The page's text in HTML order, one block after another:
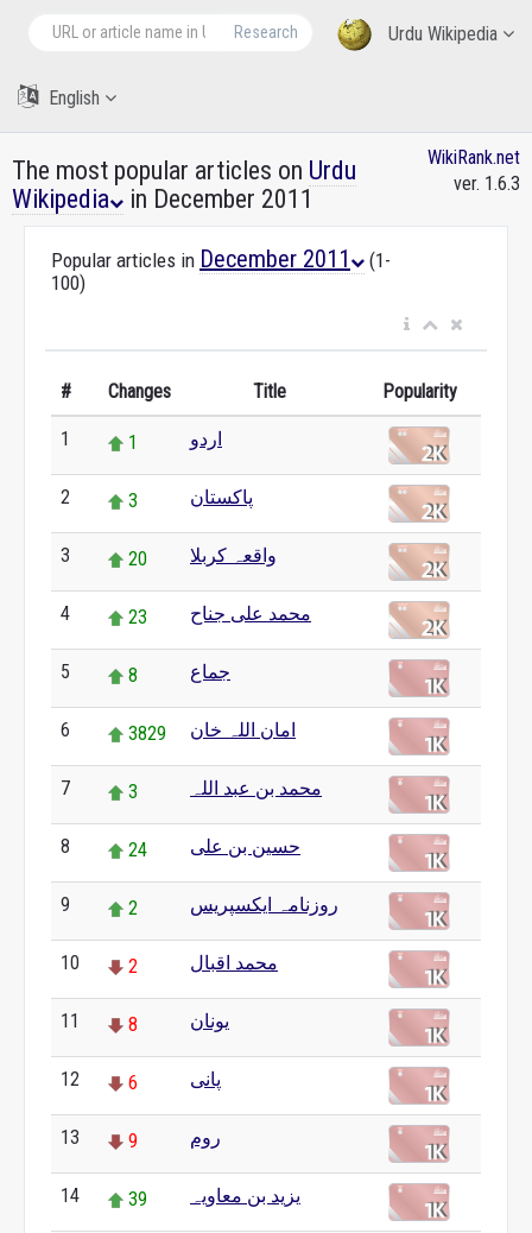
Urdu Wikipedia
Research
English
The most popular articles on Urdu
Wikipedia
in December 2011
WikiRank.net
ver. 1.6.3
Popular articles in December 2011
(1-
100)
# Changes Title Popularity
1 1 اردو
2 3 پاکستان
3 20 واقعہ کربلا
4 23 محمد علی جناح
5 8 جماع
6 3829 امان اللہ خان
7 3 محمد بن عبد اللہ
8 24 حسین بن علی
9 2 روزنامہ ایکسپریس
10 2 محمد اقبال
11 8 یونان
12 6 پانی
13 9 روم
14 39 یزید بن معاویہ